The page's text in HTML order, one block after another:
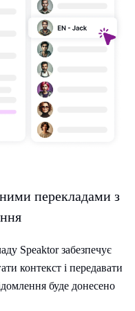
перекладами з
Speaktor забезпечує
контекст і передавати
буде донесено